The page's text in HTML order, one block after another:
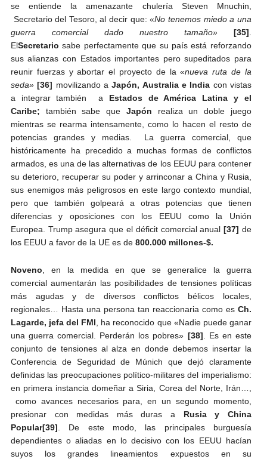
se entiende la amenazante chulería Steven Mnuchin,
Secretario del Tesoro, al decir que: «No tenemos miedo a una
guerra comercial dado nuestro tamaño» [35]
ElSecretario sabe perfectamente que su país está reforzando
sus alianzas con Estados importantes pero supeditados para
reunir fuerzas y abortar el proyecto de la «nueva ruta de la
seda»[36] movilizando aJapón, Australia e India con vistas
a integrar también a Estados de América Latina y el
Caribe; también sabe que Japón realiza un doble juego
mientras se rearma intensamente, como lo hacen el resto de
potencias grandes y medias. La guerra comercial, que
históricamente ha precedido a muchas formas de conflictos
armados, es una de las alternativas de los EEUU para contener
su deterioro, recuperar su poder y arrinconar a China y Rusia,
sus enemigos más peligrosos en este largo contexto mundial,
pero que también golpeará a otras potencias que tienen
diferencias y oposiciones con los EEUU como la Unión
Europea. Trump asegura que el déficit comercial anual [37] de
los EEUU a favor de la UE es de 800.000 millones-$.
Noveno , en la medida en que se generalice la guerra
comercial aumentarán las posibilidades de tensiones políticas
más agudas y de diversos conflictos bélicos locales,
regionales… Hasta una persona tan reaccionaria como es Ch.
Lagarde, jefa del FMI , ha reconocido que «Nadie puede ganar
una guerra comercial. Perderán los pobres» [38] . Es en este
conjunto de tensiones al alza en donde debemos insertar la
Conferencia de Seguridad de Múnich que dejó claramente
definidas las preocupaciones político-militares del imperialismo:
en primera instancia domeñar a Siria, Corea del Norte, Irán…,
como avances necesarios para, en un segundo momento,
presionar con medidas más duras a Rusia y China
Popular[39] . De este modo, las principales burguesía
dependientes o aliadas en lo decisivo con los EEUU hacían
suyos los grandes lineamientos expuestos en su